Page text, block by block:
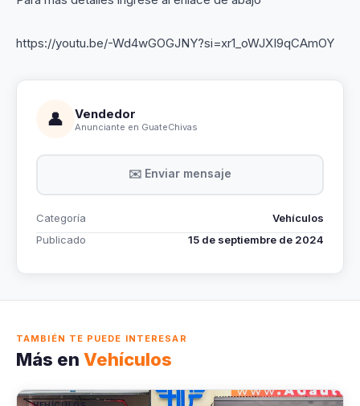
https://youtu.be/-Wd4wGOGJNY?si=xr1_oWJXI9qCAmOY
👤 Vendedor
Anunciante en GuateChivas
✉️ Enviar mensaje
Categoría
Vehículos
Publicado
15 de septiembre de 2024
TAMBIÉN TE PUEDE INTERESAR
Más en Vehículos